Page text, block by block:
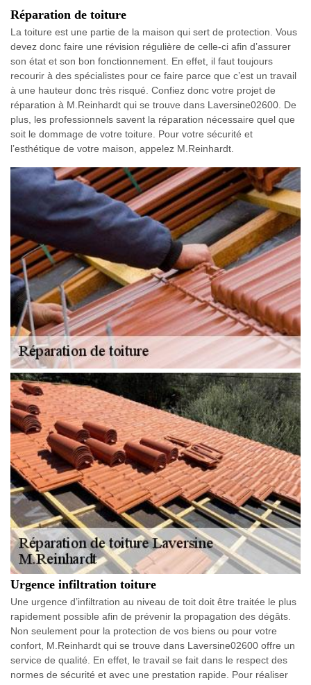
Réparation de toiture
La toiture est une partie de la maison qui sert de protection. Vous
devez donc faire une révision régulière de celle-ci afin d’assurer
son état et son bon fonctionnement. En effet, il faut toujours
recourir à des spécialistes pour ce faire parce que c’est un travail
à une hauteur donc très risqué. Confiez donc votre projet de
réparation à M.Reinhardt qui se trouve dans Laversine02600. De
plus, les professionnels savent la réparation nécessaire quel que
soit le dommage de votre toiture. Pour votre sécurité et
l’esthétique de votre maison, appelez M.Reinhardt.
Urgence infiltration toiture
Une urgence d’infiltration au niveau de toit doit être traitée le plus
rapidement possible afin de prévenir la propagation des dégâts.
Non seulement pour la protection de vos biens ou pour votre
confort, M.Reinhardt qui se trouve dans Laversine02600 offre un
service de qualité. En effet, le travail se fait dans le respect des
normes de sécurité et avec une prestation rapide. Pour réaliser